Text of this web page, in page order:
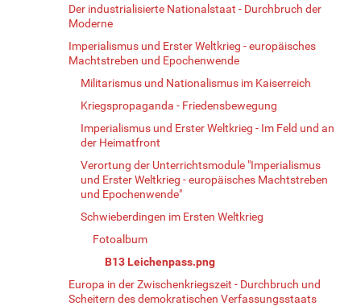
Der industrialisierte Nationalstaat - Durchbruch der
Moderne
Imperialismus und Erster Weltkrieg - europäisches
Machtstreben und Epochenwende
Militarismus und Nationalismus im Kaiserreich
Kriegspropaganda - Friedensbewegung
Imperialismus und Erster Weltkrieg - Im Feld und an
der Heimatfront
Verortung der Unterrichtsmodule "Imperialismus
und Erster Weltkrieg - europäisches Machtstreben
und Epochenwende"
Schwieberdingen im Ersten Weltkrieg
Fotoalbum
B13 Leichenpass.png
Europa in der Zwischenkriegszeit - Durchbruch und
Scheitern des demokratischen Verfassungsstaats